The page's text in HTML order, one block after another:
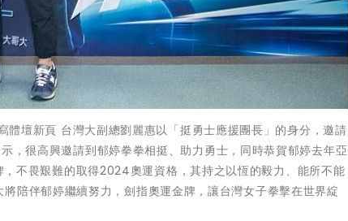
壇新頁 台灣大副總劉麗惠以「挺勇士應援團長」的身分，邀請
，很高興邀請到郁婷拳拳相挺、助力勇士，同時恭賀郁婷去年亞
不畏艱難的取得2024奧運資格，其持之以恆的毅力、能所不能
陪伴郁婷繼續努力，劍指奧運金牌，讓台灣女子拳擊在世界綻